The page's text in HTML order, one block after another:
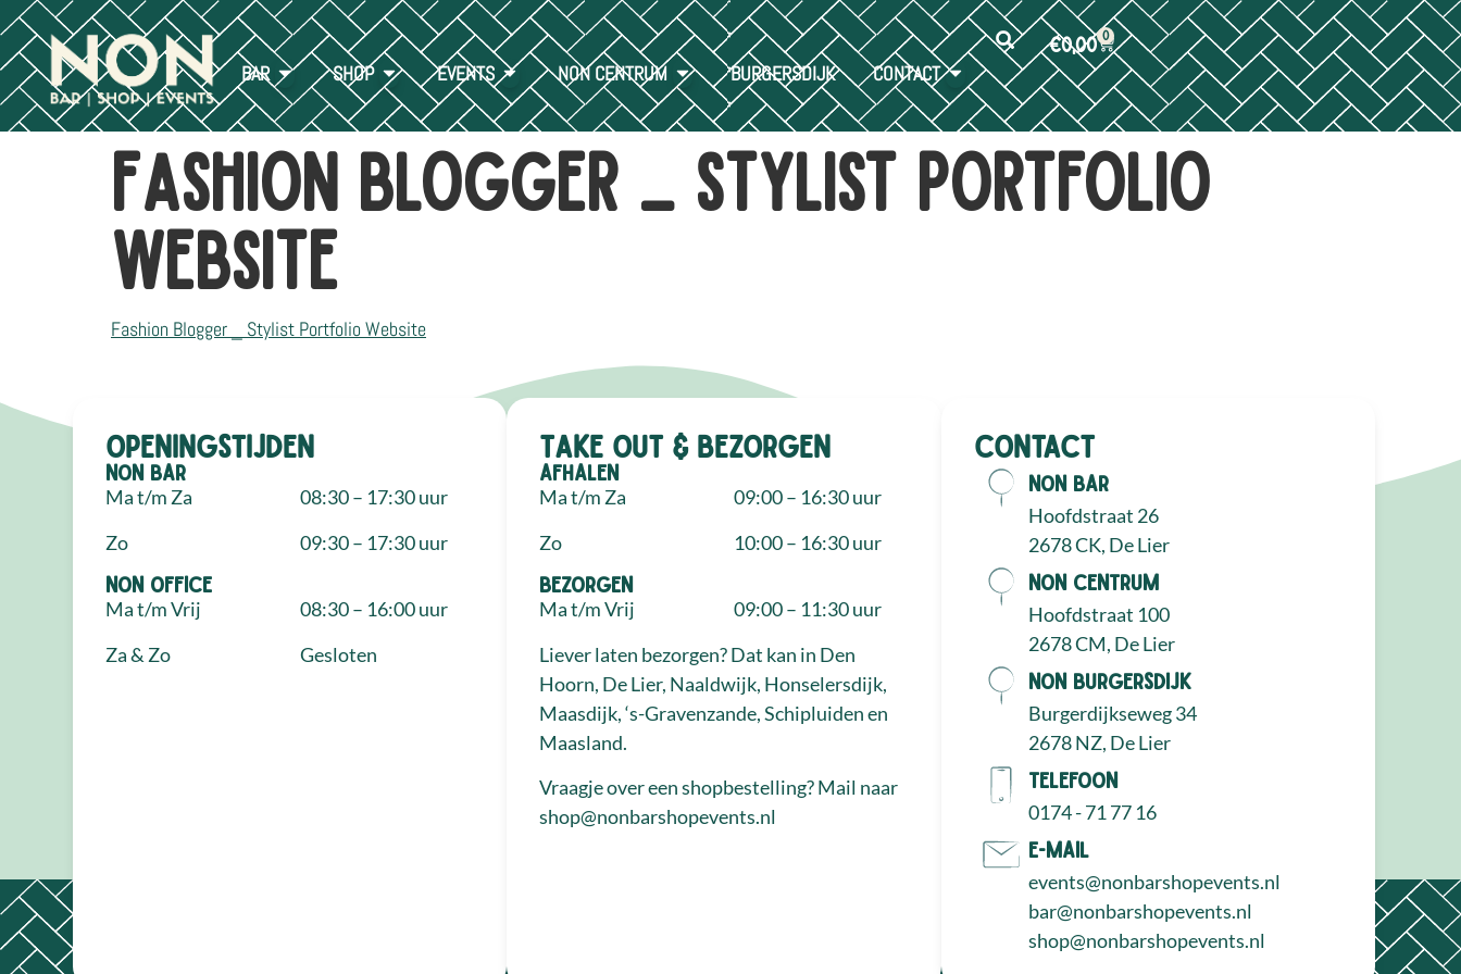
BAR SHOP EVENTS NON CENTRUM BURGERSDIJK CONTACT
€0,00 0
Fashion Blogger _ Stylist Portfolio
Website
Fashion Blogger _ Stylist Portfolio Website
Openingstijden
NON Bar
Ma t/m Za
Zo
08:30 – 17:30 uur
09:30 – 17:30 uur
NON Office
Ma t/m Vrij
Za & Zo
08:30 – 16:00 uur
Gesloten
Take out & bezorgen
Afhalen
Ma t/m Za
Zo
09:00 – 16:30 uur
10:00 – 16:30 uur
Bezorgen
Ma t/m Vrij
09:00 – 11:30 uur
Liever laten bezorgen? Dat kan in Den
Hoorn, De Lier, Naaldwijk, Honselersdijk,
Maasdijk, ‘s-Gravenzande, Schipluiden en
Maasland.
Vraagje over een shopbestelling? Mail naar
shop@nonbarshopevents.nl
Contact
NON Bar
Hoofdstraat 26
2678 CK, De Lier
NON Centrum
Hoofdstraat 100
2678 CM, De Lier
NON Burgersdijk
Burgerdijkseweg 34
2678 NZ, De Lier
Telefoon
0174 - 71 77 16
E-mail
events@nonbarshopevents.nl
bar@nonbarshopevents.nl
shop@nonbarshopevents.nl